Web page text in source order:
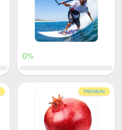
0%
PREMIUM